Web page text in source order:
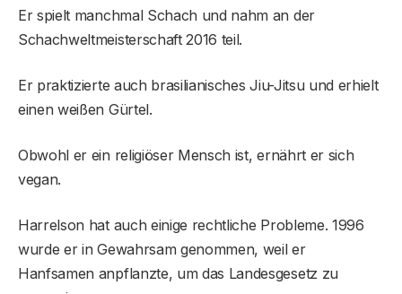
Er spielt manchmal Schach und nahm an der
Schachweltmeisterschaft 2016 teil.
Er praktizierte auch brasilianisches Jiu-Jitsu und erhielt
einen weißen Gürtel.
Obwohl er ein religiöser Mensch ist, ernährt er sich
vegan.
Harrelson hat auch einige rechtliche Probleme. 1996
wurde er in Gewahrsam genommen, weil er
Hanfsamen anpflanzte, um das Landesgesetz zu